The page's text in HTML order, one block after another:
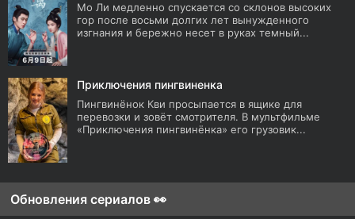
Мо Ли медленно спускается со склонов высоких
гор после восьми долгих лет вынужденного
изгнания и бережно несет в руках темный...
Приключения пингвиненка
Пингвинёнок Кви просыпается в ящике для
перевозки и зовёт смотрителя. В мультфильме
«Приключения пингвинёнка» его грузовик...
Обновления сериалов 👀